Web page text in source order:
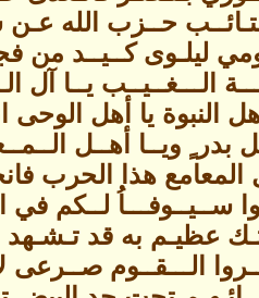
حــزب الله
ليلـوى كــيــد من
الـــغــيــب يــا آل
النبوة يا أهل الوحى
بدر ٍ ويــا أهــل
المعامع هذا الحرب
ســيــوفـــاُ لــكم في
عظيـم به قد تـشـهد
الـــقــوم صــرعى